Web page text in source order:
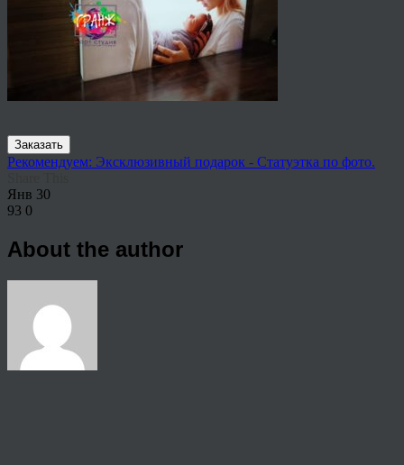
Заказать
Рекомендуем: Эксклюзивный подарок - Статуэтка по фото.
Янв 30
93 0
About the author